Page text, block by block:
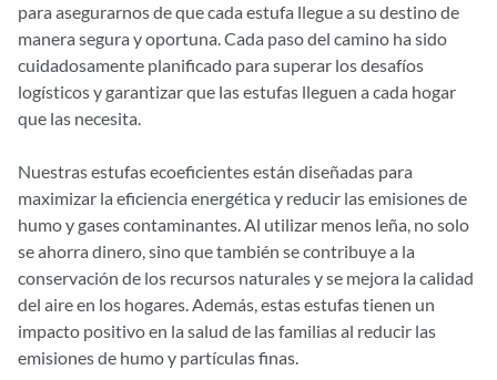
para asegurarnos de que cada estufa llegue a su destino de
manera segura y oportuna. Cada paso del camino ha sido
cuidadosamente planificado para superar los desafíos
logísticos y garantizar que las estufas lleguen a cada hogar
que las necesita.
Nuestras estufas ecoeficientes están diseñadas para
maximizar la eficiencia energética y reducir las emisiones de
humo y gases contaminantes. Al utilizar menos leña, no solo
se ahorra dinero, sino que también se contribuye a la
conservación de los recursos naturales y se mejora la calidad
del aire en los hogares. Además, estas estufas tienen un
impacto positivo en la salud de las familias al reducir las
emisiones de humo y partículas finas.